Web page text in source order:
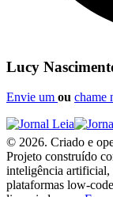
Lucy
Envie um ou chame
© 2026. Criado e
Projeto construído
inteligência artificial,
plataformas low-